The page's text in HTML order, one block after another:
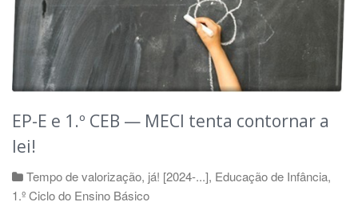
EP-E e 1.º CEB — MECI tenta contornar a
lei!
Tempo de valorização, já! [2024-...], Educação de Infância,
1.º Ciclo do Ensino Básico